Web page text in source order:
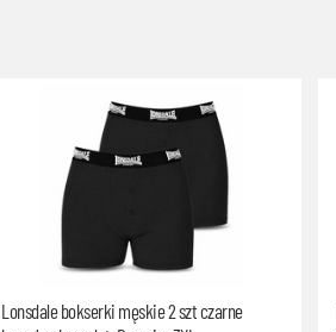
Lonsdale bokserki męskie 2 szt czarne